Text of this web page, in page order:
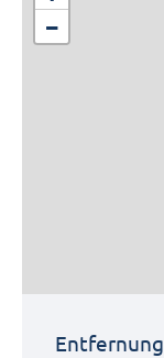
−
Entfernung